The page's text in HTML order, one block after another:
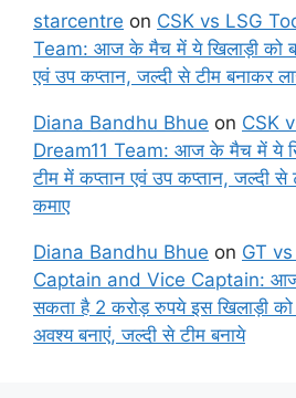
starcentre on CSK vs LSG
Team: आज के मैच में ये खिलाड़ी को
एवं उप कप्तान, जल्दी से टीम बनाकर
Diana Bandhu Bhue on CSK
Dream11 Team: आज के मैच में ये
टीम में कप्तान एवं उप कप्तान, जल्दी से
कमाए
Diana Bandhu Bhue on GT
Captain and Vice Captain: आज
सकता है 2 करोड़ रुपये इस खिलाड़ी को
अवश्य बनाएं, जल्दी से टीम बनाये